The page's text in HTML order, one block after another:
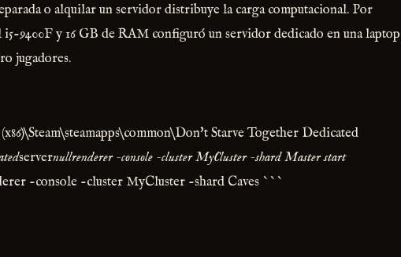
o alquilar un servidor distribuye la carga computacional. Por
9400F y 16 GB de RAM configuró un servidor dedicado en una laptop
jugadores.
Starve Together Dedicated
servernullrenderer -console -cluster MyCluster -shard Master start
-console -cluster MyCluster -shard Caves ```